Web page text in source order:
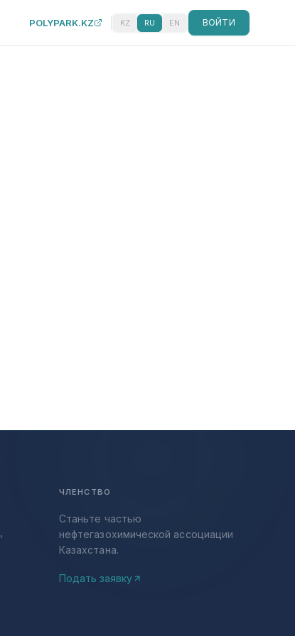
POLYPARK.KZ KZ RU EN ВОЙТИ
ЧЛЕНСТВО
Станьте частью
нефтегазохимической ассоциации
Казахстана.
Подать заявку